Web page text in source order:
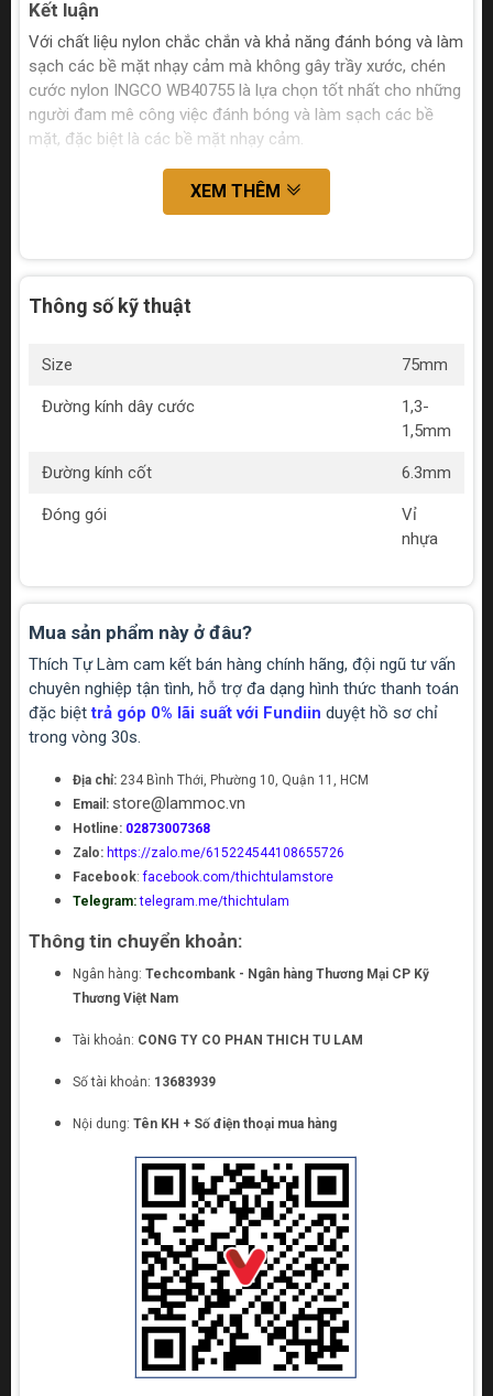
Kết luận
Với chất liệu nylon chắc chắn và khả năng đánh bóng và làm
sạch các bề mặt nhạy cảm mà không gây trầy xước, chén
cước nylon INGCO WB40755 là lựa chọn tốt nhất cho những
người đam mê công việc đánh bóng và làm sạch các bề
mặt, đặc biệt là các bề mặt nhạy cảm.
XEM THÊM
Thông số kỹ thuật
Size 75mm
Đường kính dây cước
1,3-
1,5mm
Đường kính cốt 6.3mm
Đóng gói
Vỉ
nhựa
Mua sản phẩm này ở đâu?
Thích Tự Làm cam kết bán hàng chính hãng, đội ngũ tư vấn
chuyên nghiệp tận tình, hỗ trợ đa dạng hình thức thanh toán
đặc biệttrả góp 0% lãi suất với Fundiin duyệt hồ sơ chỉ
trong vòng 30s.
Địa chỉ: 234 Bình Thới, Phường 10, Quận 11, HCM
Email: store@lammoc.vn
Hotline: 02873007368
Zalo: https://zalo.me/615224544108655726
Facebook:facebook.com/thichtulamstore
Telegram: telegram.me/thichtulam
Thông tin chuyển khoản:
Ngân hàng: Techcombank - Ngân hàng Thương Mại CP Kỹ
Thương Việt Nam
Tài khoản: CONG TY CO PHAN THICH TU LAM
Số tài khoản: 13683939
Nội dung: Tên KH + Số điện thoại mua hàng